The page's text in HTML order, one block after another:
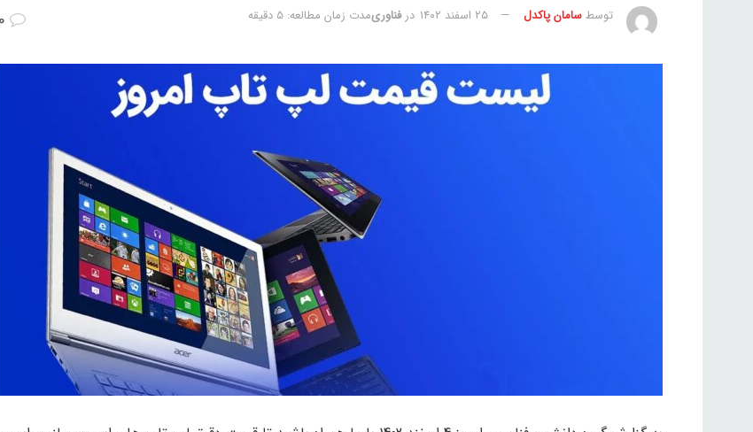
توسطسامان پاکدل ۲۵ اسفند ۱۴۰۲ در فناوریمدت زمان مطالعه: 5 دقیقه